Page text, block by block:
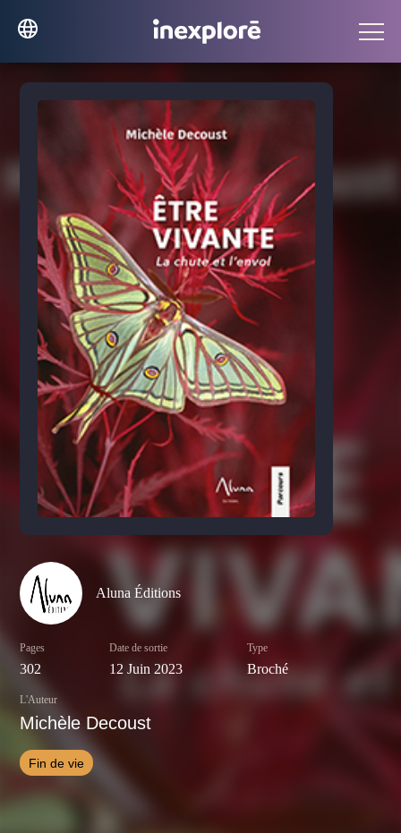
Aluna Éditions
Pages
302
Date de sortie
12 Juin 2023
Type
Broché
L'Auteur
Michèle Decoust
Fin de vie